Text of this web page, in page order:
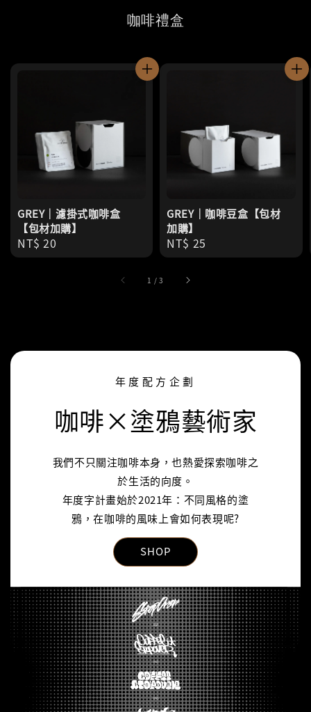
咖啡禮盒
GREY｜濾掛式咖啡盒
【包材加購】
Regular
price
NT$ 20
GREY｜咖啡豆盒【包材
加購】
Regular
price
NT$ 25
1 /3
年度配方企劃
咖啡×塗鴉藝術家
我們不只關注咖啡本身，也熱愛探索咖啡之
於生活的向度。
年度字計畫始於2021年：不同風格的塗
鴉，在咖啡的風味上會如何表現呢?
SHOP